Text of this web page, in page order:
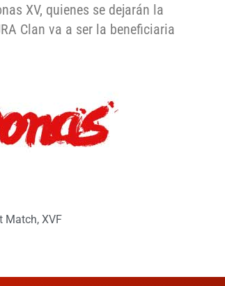
XV, quienes se dejarán la
Clan va a ser la beneficiaria
Match, XVF